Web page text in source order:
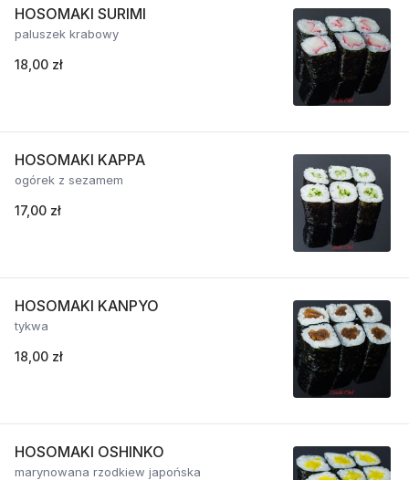
HOSOMAKI SURIMI
paluszek krabowy
18,00 zł
HOSOMAKI KAPPA
ogórek z sezamem
17,00 zł
HOSOMAKI KANPYO
tykwa
18,00 zł
HOSOMAKI OSHINKO
marynowana rzodkiew japońska